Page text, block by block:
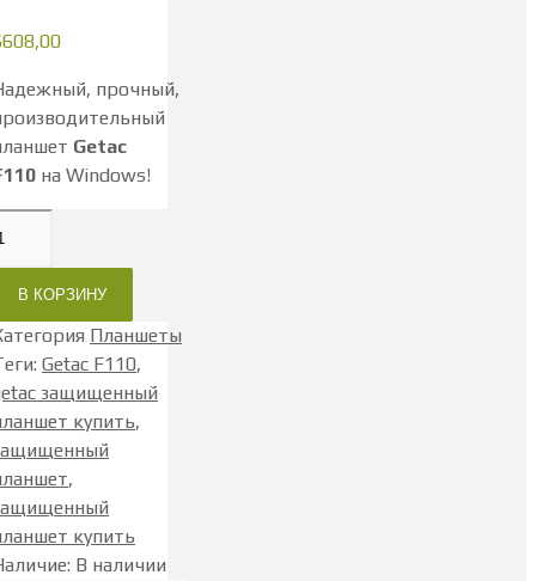
608,00
прочный,
Getac
на Windows!
В КОРЗИНУ
Планшеты
: Getac F110,
защищенный
купить,
,
купить
: В наличии